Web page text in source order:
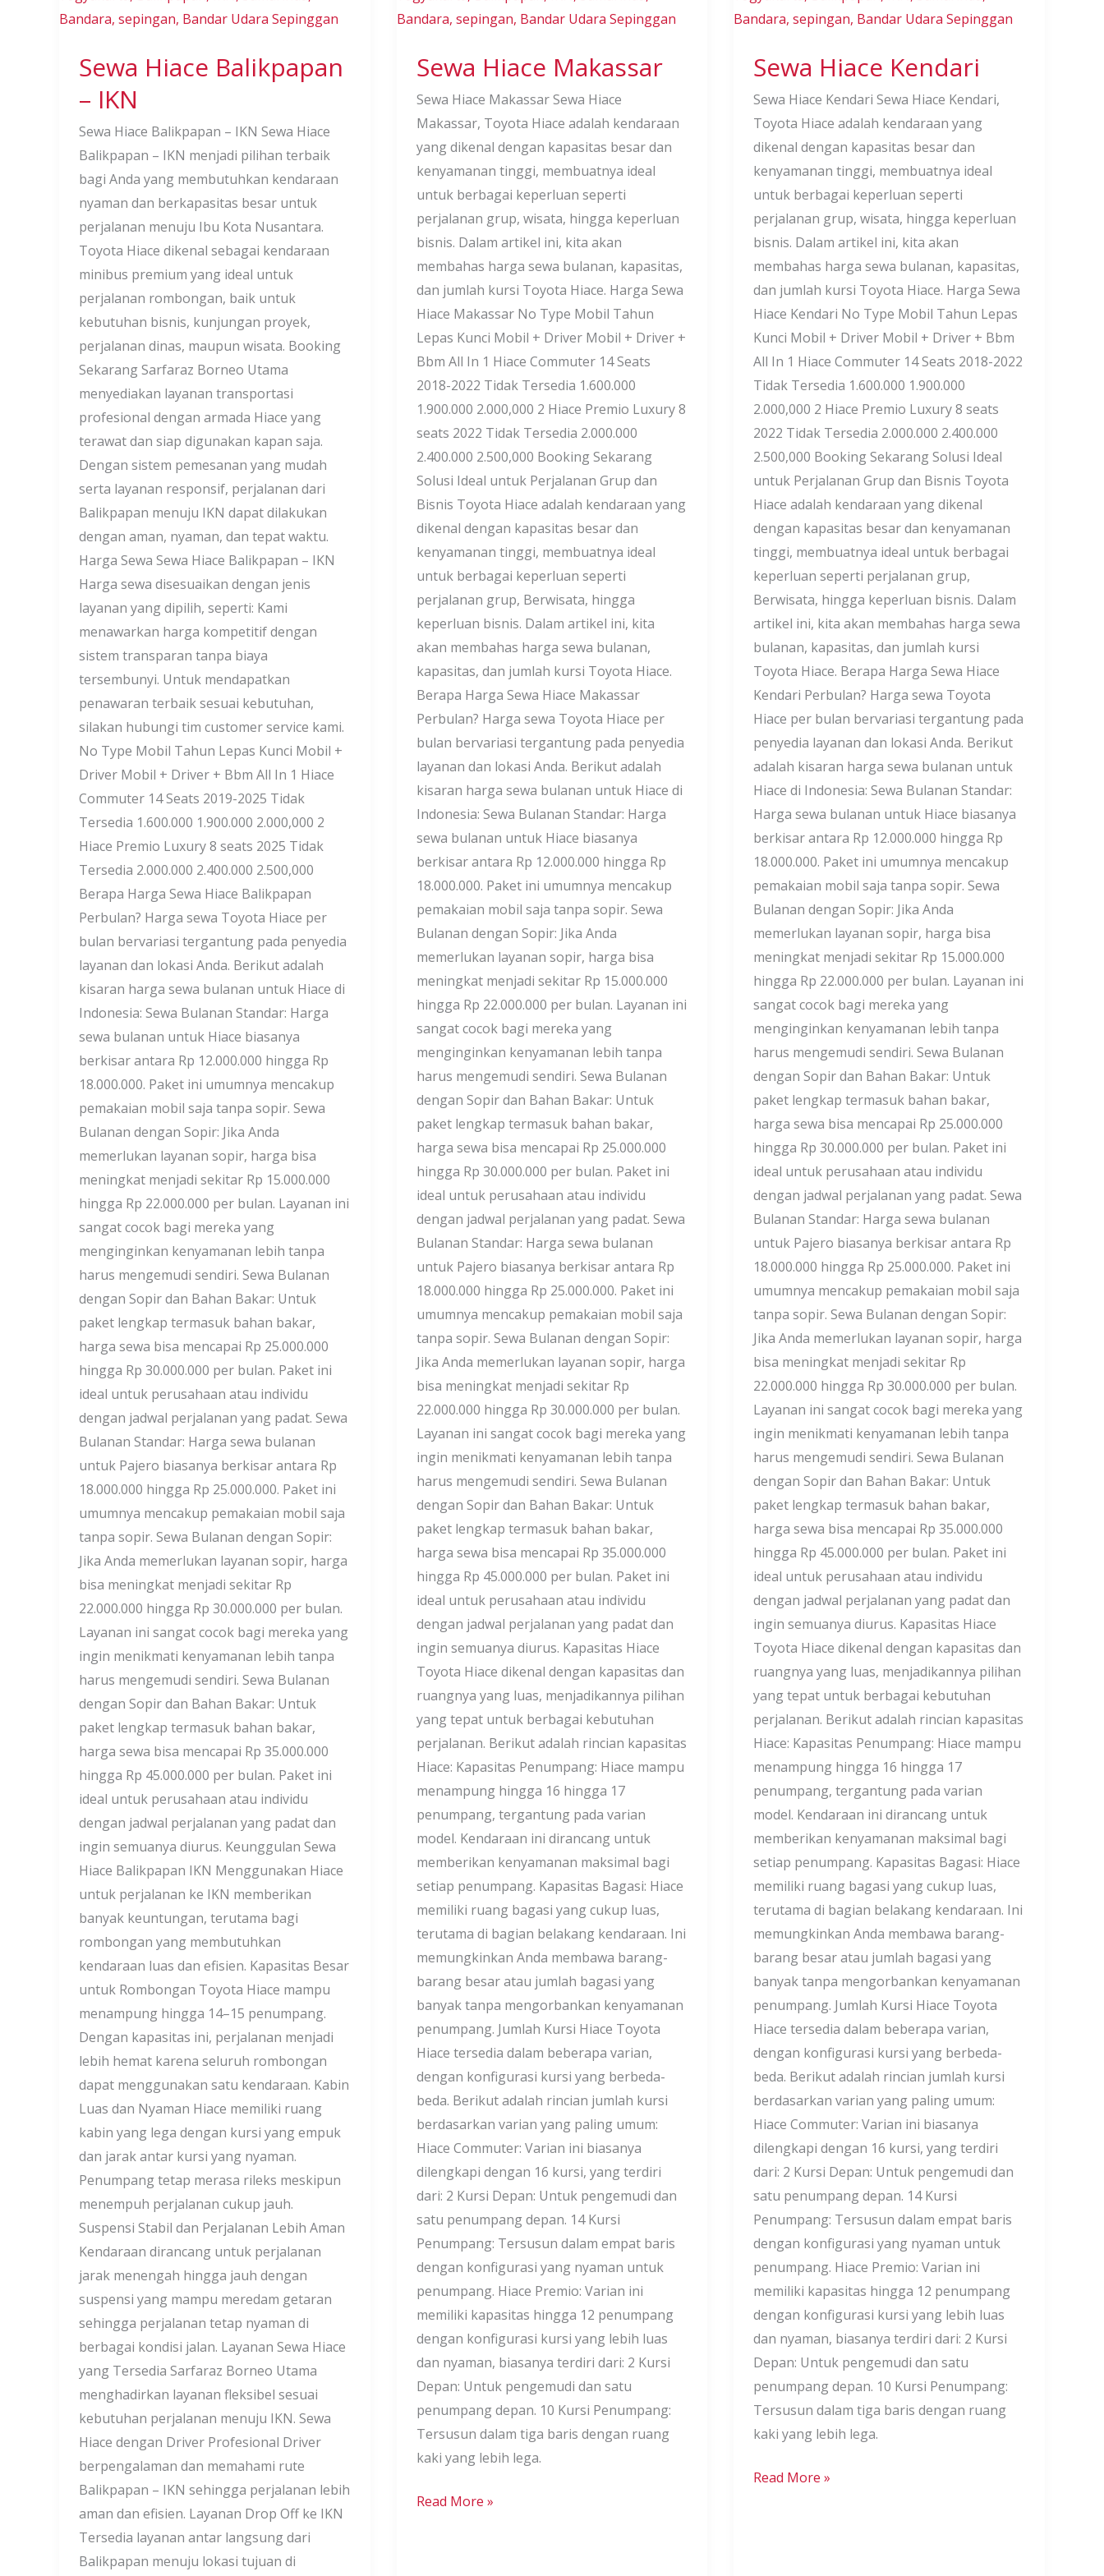
Sewa Hiace Balikpapan
– IKN
Sewa Hiace Balikpapan – IKN Sewa Hiace
Balikpapan – IKN menjadi pilihan terbaik
bagi Anda yang membutuhkan kendaraan
nyaman dan berkapasitas besar untuk
perjalanan menuju Ibu Kota Nusantara.
Toyota Hiace dikenal sebagai kendaraan
minibus premium yang ideal untuk
perjalanan rombongan, baik untuk
kebutuhan bisnis, kunjungan proyek,
perjalanan dinas, maupun wisata. Booking
Sekarang Sarfaraz Borneo Utama
menyediakan layanan transportasi
profesional dengan armada Hiace yang
terawat dan siap digunakan kapan saja.
Dengan sistem pemesanan yang mudah
serta layanan responsif, perjalanan dari
Balikpapan menuju IKN dapat dilakukan
dengan aman, nyaman, dan tepat waktu.
Harga Sewa Sewa Hiace Balikpapan – IKN
Harga sewa disesuaikan dengan jenis
layanan yang dipilih, seperti: Kami
menawarkan harga kompetitif dengan
sistem transparan tanpa biaya
tersembunyi. Untuk mendapatkan
penawaran terbaik sesuai kebutuhan,
silakan hubungi tim customer service kami.
No Type Mobil Tahun Lepas Kunci Mobil +
Driver Mobil + Driver + Bbm All In 1 Hiace
Commuter 14 Seats 2019-2025 Tidak
Tersedia 1.600.000 1.900.000 2.000,000 2
Hiace Premio Luxury 8 seats 2025 Tidak
Tersedia 2.000.000 2.400.000 2.500,000
Berapa Harga Sewa Hiace Balikpapan
Perbulan? Harga sewa Toyota Hiace per
bulan bervariasi tergantung pada penyedia
layanan dan lokasi Anda. Berikut adalah
kisaran harga sewa bulanan untuk Hiace di
Indonesia: Sewa Bulanan Standar: Harga
sewa bulanan untuk Hiace biasanya
berkisar antara Rp 12.000.000 hingga Rp
18.000.000. Paket ini umumnya mencakup
pemakaian mobil saja tanpa sopir. Sewa
Bulanan dengan Sopir: Jika Anda
memerlukan layanan sopir, harga bisa
meningkat menjadi sekitar Rp 15.000.000
hingga Rp 22.000.000 per bulan. Layanan ini
sangat cocok bagi mereka yang
menginginkan kenyamanan lebih tanpa
harus mengemudi sendiri. Sewa Bulanan
dengan Sopir dan Bahan Bakar: Untuk
paket lengkap termasuk bahan bakar,
harga sewa bisa mencapai Rp 25.000.000
hingga Rp 30.000.000 per bulan. Paket ini
ideal untuk perusahaan atau individu
dengan jadwal perjalanan yang padat. Sewa
Bulanan Standar: Harga sewa bulanan
untuk Pajero biasanya berkisar antara Rp
18.000.000 hingga Rp 25.000.000. Paket ini
umumnya mencakup pemakaian mobil saja
tanpa sopir. Sewa Bulanan dengan Sopir:
Jika Anda memerlukan layanan sopir, harga
bisa meningkat menjadi sekitar Rp
22.000.000 hingga Rp 30.000.000 per bulan.
Layanan ini sangat cocok bagi mereka yang
ingin menikmati kenyamanan lebih tanpa
harus mengemudi sendiri. Sewa Bulanan
dengan Sopir dan Bahan Bakar: Untuk
paket lengkap termasuk bahan bakar,
harga sewa bisa mencapai Rp 35.000.000
hingga Rp 45.000.000 per bulan. Paket ini
ideal untuk perusahaan atau individu
dengan jadwal perjalanan yang padat dan
ingin semuanya diurus. Keunggulan Sewa
Hiace Balikpapan IKN Menggunakan Hiace
untuk perjalanan ke IKN memberikan
banyak keuntungan, terutama bagi
rombongan yang membutuhkan
kendaraan luas dan efisien. Kapasitas Besar
untuk Rombongan Toyota Hiace mampu
menampung hingga 14–15 penumpang.
Dengan kapasitas ini, perjalanan menjadi
lebih hemat karena seluruh rombongan
dapat menggunakan satu kendaraan. Kabin
Luas dan Nyaman Hiace memiliki ruang
kabin yang lega dengan kursi yang empuk
dan jarak antar kursi yang nyaman.
Penumpang tetap merasa rileks meskipun
menempuh perjalanan cukup jauh.
Suspensi Stabil dan Perjalanan Lebih Aman
Kendaraan dirancang untuk perjalanan
jarak menengah hingga jauh dengan
suspensi yang mampu meredam getaran
sehingga perjalanan tetap nyaman di
berbagai kondisi jalan. Layanan Sewa Hiace
yang Tersedia Sarfaraz Borneo Utama
menghadirkan layanan fleksibel sesuai
kebutuhan perjalanan menuju IKN. Sewa
Hiace dengan Driver Profesional Driver
berpengalaman dan memahami rute
Balikpapan – IKN sehingga perjalanan lebih
aman dan efisien. Layanan Drop Off ke IKN
Tersedia layanan antar langsung dari
Balikpapan menuju lokasi tujuan di
IKN
Sewa Hiace Makassar
Sewa Hiace Makassar Sewa Hiace
Makassar, Toyota Hiace adalah kendaraan
yang dikenal dengan kapasitas besar dan
kenyamanan tinggi, membuatnya ideal
untuk berbagai keperluan seperti
perjalanan grup, wisata, hingga keperluan
bisnis. Dalam artikel ini, kita akan
membahas harga sewa bulanan, kapasitas,
dan jumlah kursi Toyota Hiace. Harga Sewa
Hiace Makassar No Type Mobil Tahun
Lepas Kunci Mobil + Driver Mobil + Driver +
Bbm All In 1 Hiace Commuter 14 Seats
2018-2022 Tidak Tersedia 1.600.000
1.900.000 2.000,000 2 Hiace Premio Luxury 8
seats 2022 Tidak Tersedia 2.000.000
2.400.000 2.500,000 Booking Sekarang
Solusi Ideal untuk Perjalanan Grup dan
Bisnis Toyota Hiace adalah kendaraan yang
dikenal dengan kapasitas besar dan
kenyamanan tinggi, membuatnya ideal
untuk berbagai keperluan seperti
perjalanan grup, Berwisata, hingga
keperluan bisnis. Dalam artikel ini, kita
akan membahas harga sewa bulanan,
kapasitas, dan jumlah kursi Toyota Hiace.
Berapa Harga Sewa Hiace Makassar
Perbulan? Harga sewa Toyota Hiace per
bulan bervariasi tergantung pada penyedia
layanan dan lokasi Anda. Berikut adalah
kisaran harga sewa bulanan untuk Hiace di
Indonesia: Sewa Bulanan Standar: Harga
sewa bulanan untuk Hiace biasanya
berkisar antara Rp 12.000.000 hingga Rp
18.000.000. Paket ini umumnya mencakup
pemakaian mobil saja tanpa sopir. Sewa
Bulanan dengan Sopir: Jika Anda
memerlukan layanan sopir, harga bisa
meningkat menjadi sekitar Rp 15.000.000
hingga Rp 22.000.000 per bulan. Layanan ini
sangat cocok bagi mereka yang
menginginkan kenyamanan lebih tanpa
harus mengemudi sendiri. Sewa Bulanan
dengan Sopir dan Bahan Bakar: Untuk
paket lengkap termasuk bahan bakar,
harga sewa bisa mencapai Rp 25.000.000
hingga Rp 30.000.000 per bulan. Paket ini
ideal untuk perusahaan atau individu
dengan jadwal perjalanan yang padat. Sewa
Bulanan Standar: Harga sewa bulanan
untuk Pajero biasanya berkisar antara Rp
18.000.000 hingga Rp 25.000.000. Paket ini
umumnya mencakup pemakaian mobil saja
tanpa sopir. Sewa Bulanan dengan Sopir:
Jika Anda memerlukan layanan sopir, harga
bisa meningkat menjadi sekitar Rp
22.000.000 hingga Rp 30.000.000 per bulan.
Layanan ini sangat cocok bagi mereka yang
ingin menikmati kenyamanan lebih tanpa
harus mengemudi sendiri. Sewa Bulanan
dengan Sopir dan Bahan Bakar: Untuk
paket lengkap termasuk bahan bakar,
harga sewa bisa mencapai Rp 35.000.000
hingga Rp 45.000.000 per bulan. Paket ini
ideal untuk perusahaan atau individu
dengan jadwal perjalanan yang padat dan
ingin semuanya diurus. Kapasitas Hiace
Toyota Hiace dikenal dengan kapasitas dan
ruangnya yang luas, menjadikannya pilihan
yang tepat untuk berbagai kebutuhan
perjalanan. Berikut adalah rincian kapasitas
Hiace: Kapasitas Penumpang: Hiace mampu
menampung hingga 16 hingga 17
penumpang, tergantung pada varian
model. Kendaraan ini dirancang untuk
memberikan kenyamanan maksimal bagi
setiap penumpang. Kapasitas Bagasi: Hiace
memiliki ruang bagasi yang cukup luas,
terutama di bagian belakang kendaraan. Ini
memungkinkan Anda membawa barang-
barang besar atau jumlah bagasi yang
banyak tanpa mengorbankan kenyamanan
penumpang. Jumlah Kursi Hiace Toyota
Hiace tersedia dalam beberapa varian,
dengan konfigurasi kursi yang berbeda-
beda. Berikut adalah rincian jumlah kursi
berdasarkan varian yang paling umum:
Hiace Commuter: Varian ini biasanya
dilengkapi dengan 16 kursi, yang terdiri
dari: 2 Kursi Depan: Untuk pengemudi dan
satu penumpang depan. 14 Kursi
Penumpang: Tersusun dalam empat baris
dengan konfigurasi yang nyaman untuk
penumpang. Hiace Premio: Varian ini
memiliki kapasitas hingga 12 penumpang
dengan konfigurasi kursi yang lebih luas
dan nyaman, biasanya terdiri dari: 2 Kursi
Depan: Untuk pengemudi dan satu
penumpang depan. 10 Kursi Penumpang:
Tersusun dalam tiga baris dengan ruang
kaki yang lebih lega.
Read More »
Sewa Hiace Kendari
Sewa Hiace Kendari Sewa Hiace Kendari,
Toyota Hiace adalah kendaraan yang
dikenal dengan kapasitas besar dan
kenyamanan tinggi, membuatnya ideal
untuk berbagai keperluan seperti
perjalanan grup, wisata, hingga keperluan
bisnis. Dalam artikel ini, kita akan
membahas harga sewa bulanan, kapasitas,
dan jumlah kursi Toyota Hiace. Harga Sewa
Hiace Kendari No Type Mobil Tahun Lepas
Kunci Mobil + Driver Mobil + Driver + Bbm
All In 1 Hiace Commuter 14 Seats 2018-2022
Tidak Tersedia 1.600.000 1.900.000
2.000,000 2 Hiace Premio Luxury 8 seats
2022 Tidak Tersedia 2.000.000 2.400.000
2.500,000 Booking Sekarang Solusi Ideal
untuk Perjalanan Grup dan Bisnis Toyota
Hiace adalah kendaraan yang dikenal
dengan kapasitas besar dan kenyamanan
tinggi, membuatnya ideal untuk berbagai
keperluan seperti perjalanan grup,
Berwisata, hingga keperluan bisnis. Dalam
artikel ini, kita akan membahas harga sewa
bulanan, kapasitas, dan jumlah kursi
Toyota Hiace. Berapa Harga Sewa Hiace
Kendari Perbulan? Harga sewa Toyota
Hiace per bulan bervariasi tergantung pada
penyedia layanan dan lokasi Anda. Berikut
adalah kisaran harga sewa bulanan untuk
Hiace di Indonesia: Sewa Bulanan Standar:
Harga sewa bulanan untuk Hiace biasanya
berkisar antara Rp 12.000.000 hingga Rp
18.000.000. Paket ini umumnya mencakup
pemakaian mobil saja tanpa sopir. Sewa
Bulanan dengan Sopir: Jika Anda
memerlukan layanan sopir, harga bisa
meningkat menjadi sekitar Rp 15.000.000
hingga Rp 22.000.000 per bulan. Layanan ini
sangat cocok bagi mereka yang
menginginkan kenyamanan lebih tanpa
harus mengemudi sendiri. Sewa Bulanan
dengan Sopir dan Bahan Bakar: Untuk
paket lengkap termasuk bahan bakar,
harga sewa bisa mencapai Rp 25.000.000
hingga Rp 30.000.000 per bulan. Paket ini
ideal untuk perusahaan atau individu
dengan jadwal perjalanan yang padat. Sewa
Bulanan Standar: Harga sewa bulanan
untuk Pajero biasanya berkisar antara Rp
18.000.000 hingga Rp 25.000.000. Paket ini
umumnya mencakup pemakaian mobil saja
tanpa sopir. Sewa Bulanan dengan Sopir:
Jika Anda memerlukan layanan sopir, harga
bisa meningkat menjadi sekitar Rp
22.000.000 hingga Rp 30.000.000 per bulan.
Layanan ini sangat cocok bagi mereka yang
ingin menikmati kenyamanan lebih tanpa
harus mengemudi sendiri. Sewa Bulanan
dengan Sopir dan Bahan Bakar: Untuk
paket lengkap termasuk bahan bakar,
harga sewa bisa mencapai Rp 35.000.000
hingga Rp 45.000.000 per bulan. Paket ini
ideal untuk perusahaan atau individu
dengan jadwal perjalanan yang padat dan
ingin semuanya diurus. Kapasitas Hiace
Toyota Hiace dikenal dengan kapasitas dan
ruangnya yang luas, menjadikannya pilihan
yang tepat untuk berbagai kebutuhan
perjalanan. Berikut adalah rincian kapasitas
Hiace: Kapasitas Penumpang: Hiace mampu
menampung hingga 16 hingga 17
penumpang, tergantung pada varian
model. Kendaraan ini dirancang untuk
memberikan kenyamanan maksimal bagi
setiap penumpang. Kapasitas Bagasi: Hiace
memiliki ruang bagasi yang cukup luas,
terutama di bagian belakang kendaraan. Ini
memungkinkan Anda membawa barang-
barang besar atau jumlah bagasi yang
banyak tanpa mengorbankan kenyamanan
penumpang. Jumlah Kursi Hiace Toyota
Hiace tersedia dalam beberapa varian,
dengan konfigurasi kursi yang berbeda-
beda. Berikut adalah rincian jumlah kursi
berdasarkan varian yang paling umum:
Hiace Commuter: Varian ini biasanya
dilengkapi dengan 16 kursi, yang terdiri
dari: 2 Kursi Depan: Untuk pengemudi dan
satu penumpang depan. 14 Kursi
Penumpang: Tersusun dalam empat baris
dengan konfigurasi yang nyaman untuk
penumpang. Hiace Premio: Varian ini
memiliki kapasitas hingga 12 penumpang
dengan konfigurasi kursi yang lebih luas
dan nyaman, biasanya terdiri dari: 2 Kursi
Depan: Untuk pengemudi dan satu
penumpang depan. 10 Kursi Penumpang:
Tersusun dalam tiga baris dengan ruang
kaki yang lebih lega.
Read More »